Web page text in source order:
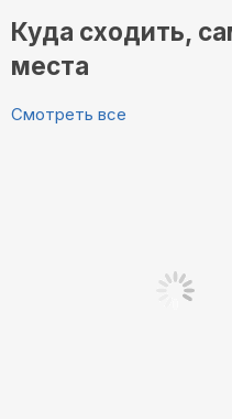
Куда сходить,
места
Смотреть все